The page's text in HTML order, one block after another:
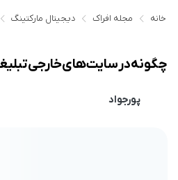
خانه مجله افراک دیجیتال مارکتینگ
چگونه در سایت های خارجی
پورجواد